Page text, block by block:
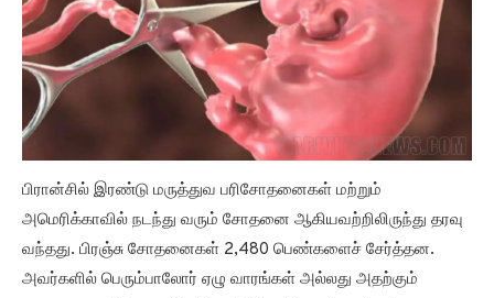
பிரான்சில் இரண்டு மருத்துவ பரிசோதனைகள் மற்றும்
அமெரிக்காவில் நடந்து வரும் சோதனை ஆகியவற்றிலிருந்து தரவு
வந்தது. பிரஞ்சு சோதனைகள் 2,480 பெண்களைச் சேர்த்தன.
அவர்களில் பெரும்பாலோர் ஏழு வாரங்கள் அல்லது அதற்கும்